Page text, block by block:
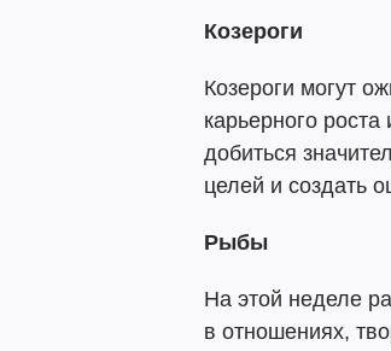
Козероги
Козероги могут
карьерного
добиться
целей и создать
Рыбы
На этой неделе
в отношениях,